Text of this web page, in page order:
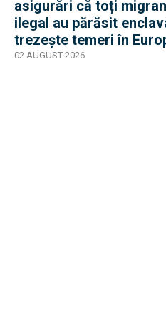
asigurări că toți
ilegal au părăsit
trezește temeri în
2015
02 AUGUST 2026